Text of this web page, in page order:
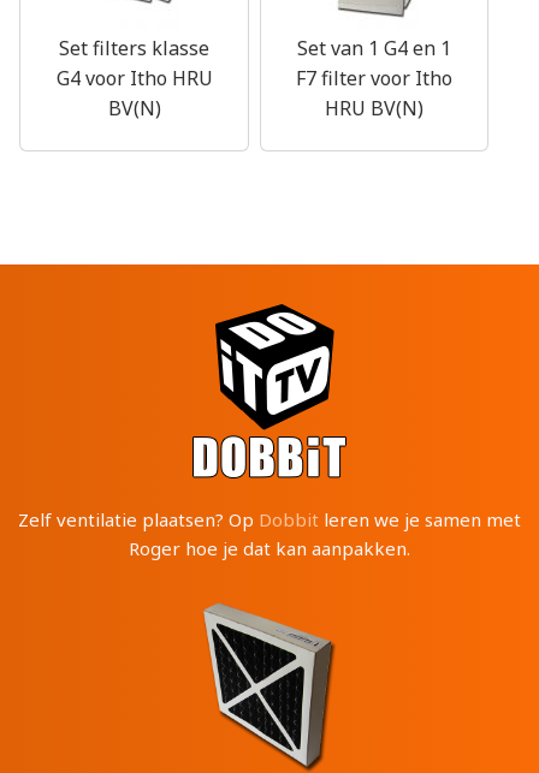
Set filters klasse
G4 voor Itho HRU
BV(N)
Set van 1 G4 en 1
F7 filter voor Itho
HRU BV(N)
Zelf ventilatie plaatsen? Op Dobbit leren we je samen met
Roger hoe je dat kan aanpakken.